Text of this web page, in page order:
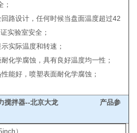
路设计，任何时候当盘面温度超过42
实验室安全；
实际温度和转速；
化学腐蚀，具有良好温度均一性；
能好，喷塑表面耐化学腐蚀；
搅拌器--北京大龙 产品参
）